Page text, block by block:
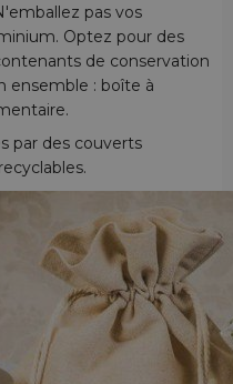
pas vos
Optez pour des
de conservation
ensemble : boîte à
par des couverts